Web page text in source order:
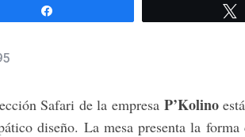
Safari de la empresa P’Kolino
diseño. La mesa presenta la